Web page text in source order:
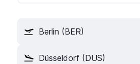
Berlin (BER)
Düsseldorf (DUS)